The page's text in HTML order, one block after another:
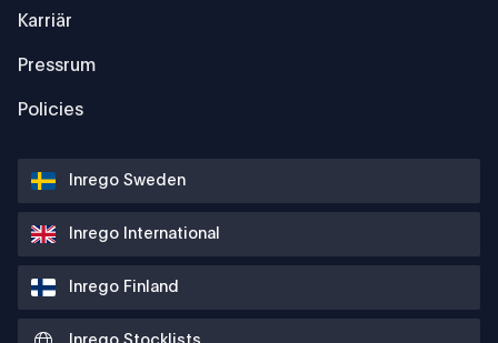
Karriär
Pressrum
Policies
Inrego Sweden
Inrego International
Inrego Finland